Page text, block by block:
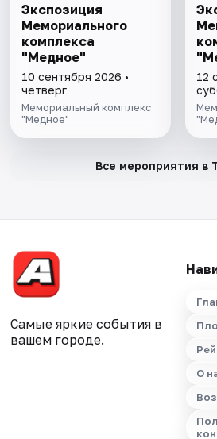
Экспозиция
Мемориального
комплекса
"Медное"
10 сентября 2026 •
четверг
Мемориальный комплекс
"Медное"
12
Все мероприятия в
Самые яркие события в
вашем городе.
О